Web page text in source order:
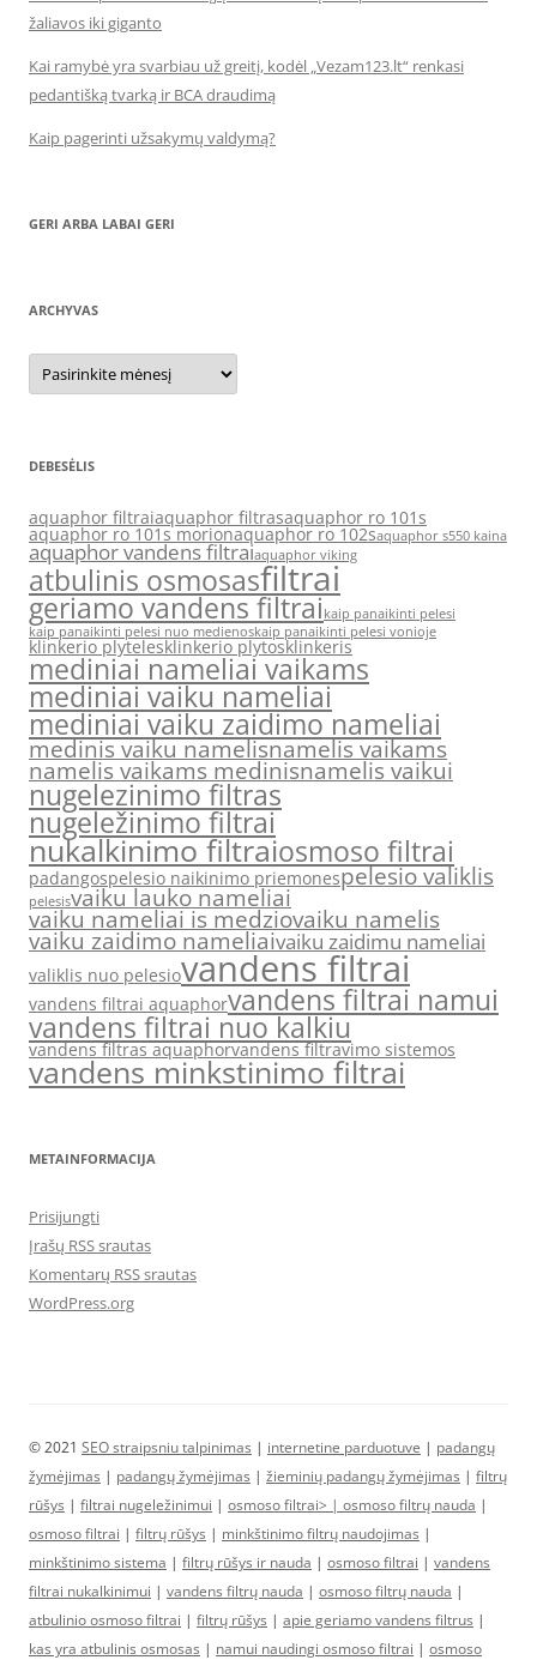
žaliavos iki giganto
Kai ramybė yra svarbiau už greitį, kodėl „Vezam123.lt“ renkasi
pedantišką tvarką ir BCA draudimą
Kaip pagerinti užsakymų valdymą?
GERI ARBA LABAI GERI
ARCHYVAS
Archyvas
DEBESĖLIS
aquaphor filtraiaquaphor filtrasaquaphor ro 101s
aquaphor ro 101s morionaquaphor ro 102saquaphor s550 kaina
aquaphor vandens filtraiaquaphor viking
atbulinis osmosasfiltrai
geriamo vandens filtraikaip panaikinti pelesi
kaip panaikinti pelesi nuo medienoskaip panaikinti pelesi vonioje
klinkerio plytelesklinkerio plytosklinkeris
mediniai nameliai vaikams
mediniai vaiku nameliai
mediniai vaiku zaidimo nameliai
medinis vaiku namelisnamelis vaikams
namelis vaikams medinisnamelis vaikui
nugelezinimo filtras
nugeležinimo filtrai
nukalkinimo filtraiosmoso filtrai
padangospelesio naikinimo priemonespelesio valiklis
pelesisvaiku lauko nameliai
vaiku nameliai is medziovaiku namelis
vaiku zaidimo nameliaivaiku zaidimu nameliai
valiklis nuo pelesiovandens filtrai
vandens filtrai aquaphorvandens filtrai namui
vandens filtrai nuo kalkiu
vandens filtras aquaphorvandens filtravimo sistemos
vandens minkstinimo filtrai
METAINFORMACIJA
Prisijungti
Įrašų RSS srautas
Komentarų RSS srautas
WordPress.org
© 2021 SEO straipsniu talpinimas | internetine parduotuve | padangų
žymėjimas | padangų žymėjimas | žieminių padangų žymėjimas | filtrų
rūšys | filtrai nugeležinimui | osmoso filtrai> | osmoso filtrų nauda |
osmoso filtrai | filtrų rūšys | minkštinimo filtrų naudojimas |
minkštinimo sistema | filtrų rūšys ir nauda | osmoso filtrai | vandens
filtrai nukalkinimui | vandens filtrų nauda | osmoso filtrų nauda |
atbulinio osmoso filtrai | filtrų rūšys | apie geriamo vandens filtrus |
kas yra atbulinis osmosas | namui naudingi osmoso filtrai | osmoso